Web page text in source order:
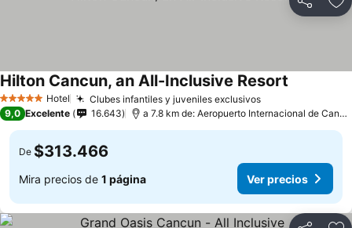
Compartir
5 Estrellas Hotel Clubes infantiles y juveniles exclusivos
Hilton Cancun, an All-Inclusive Resort
9,0 Excelente 16.643 a 7.8 km de: Aeropuerto Internacional de Cancún
De $313.466
Mira precios de 1 página Ver precios